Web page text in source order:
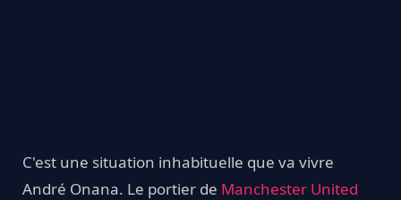
C'est une situation inhabituelle que va vivre
André Onana. Le portier de Manchester United